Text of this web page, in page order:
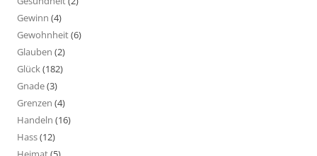
Gewinn (4)
Gewohnheit(6)
Glauben (2)
Glück(182)
Gnade(3)
Grenzen (4)
Handeln (16)
Hass(12)